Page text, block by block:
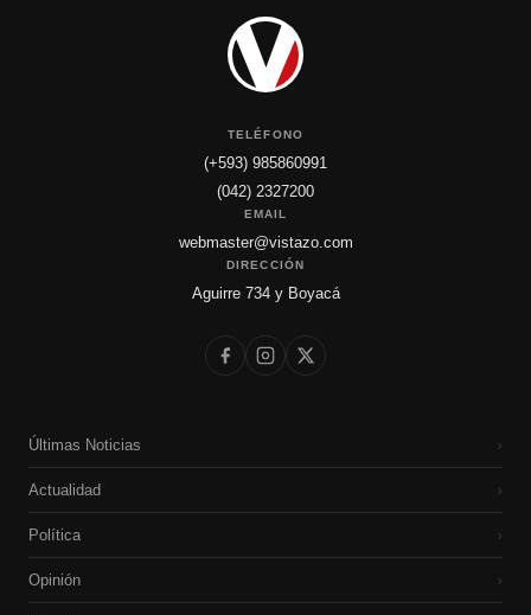
TELÉFONO
(+593) 985860991
(042) 2327200
EMAIL
webmaster@vistazo.com
DIRECCIÓN
Aguirre 734 y Boyacá
Últimas Noticias ›
Actualidad ›
Política ›
Opinión ›